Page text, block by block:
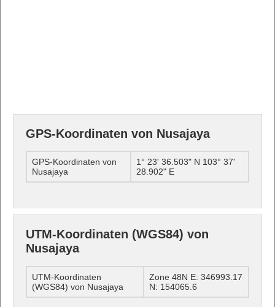
GPS-Koordinaten von Nusajaya
GPS-Koordinaten von
Nusajaya
1° 23' 36.503" N 103° 37'
28.902" E
UTM-Koordinaten (WGS84) von
Nusajaya
UTM-Koordinaten
(WGS84) von Nusajaya
Zone 48N E: 346993.17
N: 154065.6